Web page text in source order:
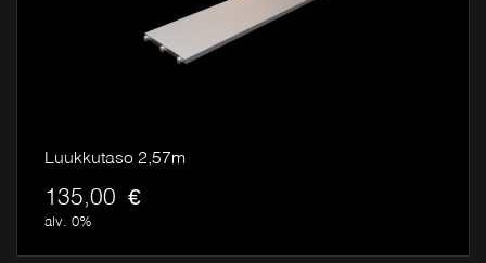
Luukkutaso 2,57m
135,00 €
alv. 0%